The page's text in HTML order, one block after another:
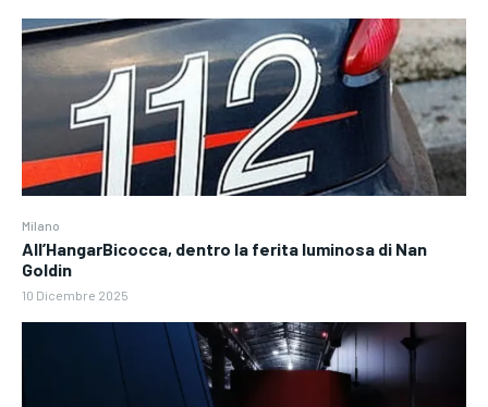
Milano
All’HangarBicocca, dentro la ferita luminosa di Nan
Goldin
10 Dicembre 2025